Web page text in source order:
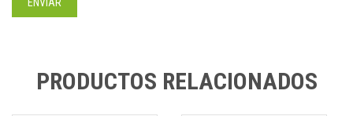
PRODUCTOS RELACIONADOS